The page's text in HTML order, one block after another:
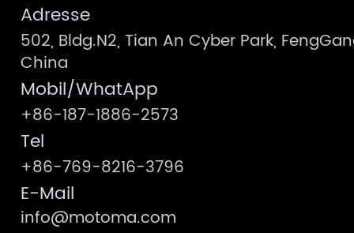
Adresse
502, Bldg.N2, Tian An Cyber Park,
China
Mobil/WhatApp
+86-187-1886-2573
Tel
+86-769-8216-3796
E-Mail
info@motoma.com